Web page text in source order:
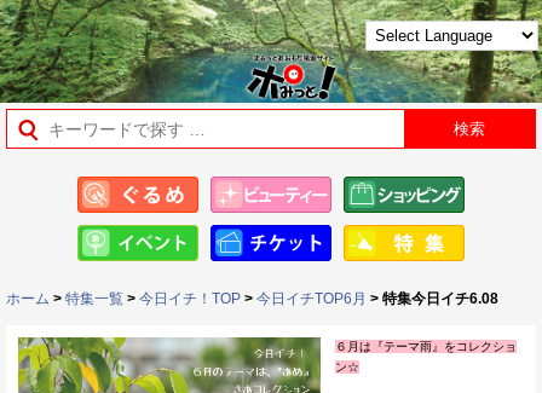
ホーム > 特集一覧 > 今日イチ！TOP > 今日イチTOP6月 > 特集今日イチ6.08
６月は『テーマ雨』をコレクショ
ン☆